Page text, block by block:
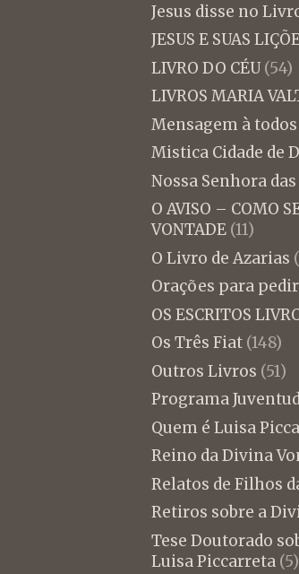
Jesus disse no
JESUS E SUAS
LIVRO DO CÉU(54)
LIVROS MARIA
Mensagem à
Mistica Cidade de
Nossa Senhora
O AVISO – COMO
VONTADE(11)
O Livro de Azarias
Orações para
OS ESCRITOS
Os Três Fiat(148)
Outros Livros (51)
Programa
Quem é Luisa
Reino da Divina
Relatos de Filhos
Retiros sobre a
Tese Doutorado
Luisa Piccarreta(5)